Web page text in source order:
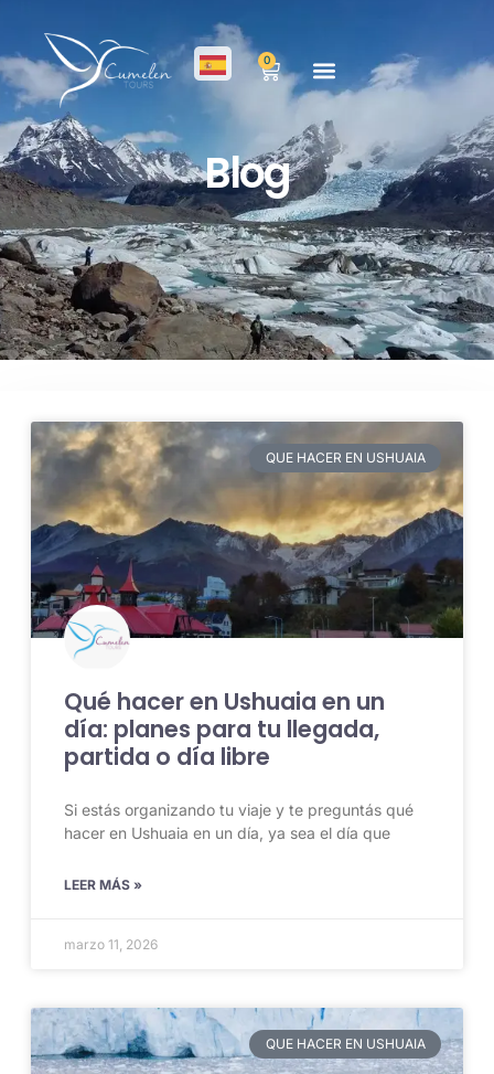
0
Blog
QUE HACER EN USHUAIA
Qué hacer en Ushuaia en un
día: planes para tu llegada,
partida o día libre
Si estás organizando tu viaje y te preguntás qué
hacer en Ushuaia en un día, ya sea el día que
LEER MÁS »
marzo 11, 2026
QUE HACER EN USHUAIA